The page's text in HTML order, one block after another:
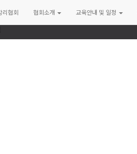
협회소개 교육안내 및 일정